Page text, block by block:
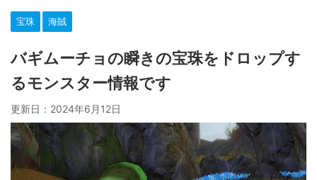
宝珠 海賊
バギムーチョの瞬きの宝珠をドロップす
るモンスター情報です
更新日： 2024年6月12日